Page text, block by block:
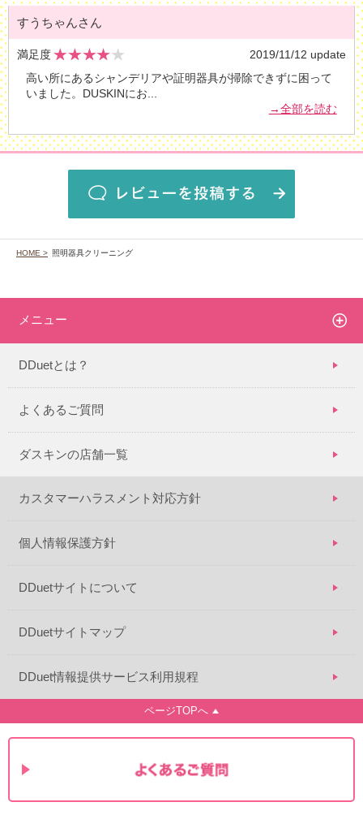
すうちゃんさん
満足度
2019/11/12 update
高い所にあるシャンデリアや証明器具が掃除できずに困って
いました。DUSKINにお
→全部を読む
HOME > 照明器具クリーニング
メニュー
DDuetとは？
よくあるご質問
ダスキンの店舗一覧
カスタマーハラスメント対応方針
個人情報保護方針
DDuetサイトについて
DDuetサイトマップ
DDuet情報提供サービス利用規程
ページTOPへ